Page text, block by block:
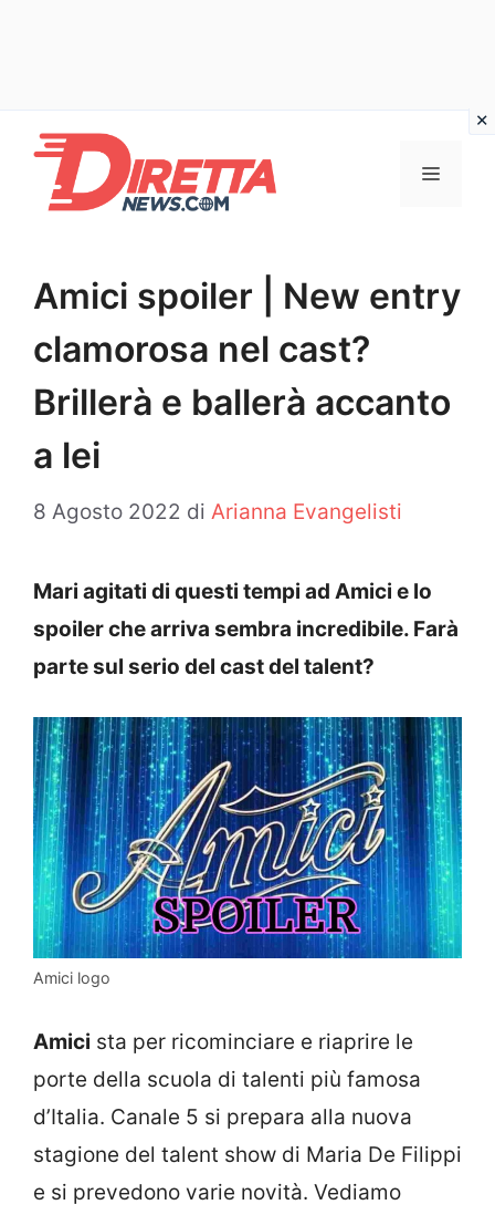
contenuto
Menu
Amici spoiler | New entry
clamorosa nel cast?
Brillerà e ballerà accanto
a lei
8 Agosto 2022 di Arianna Evangelisti
Mari agitati di questi tempi ad Amici e lo
spoiler che arriva sembra incredibile. Farà
parte sul serio del cast del talent?
Amici logo
Amici sta per ricominciare e riaprire le
porte della scuola di talenti più famosa
d’Italia. Canale 5 si prepara alla nuova
stagione del talent show di Maria De Filippi
e si prevedono varie novità. Vediamo